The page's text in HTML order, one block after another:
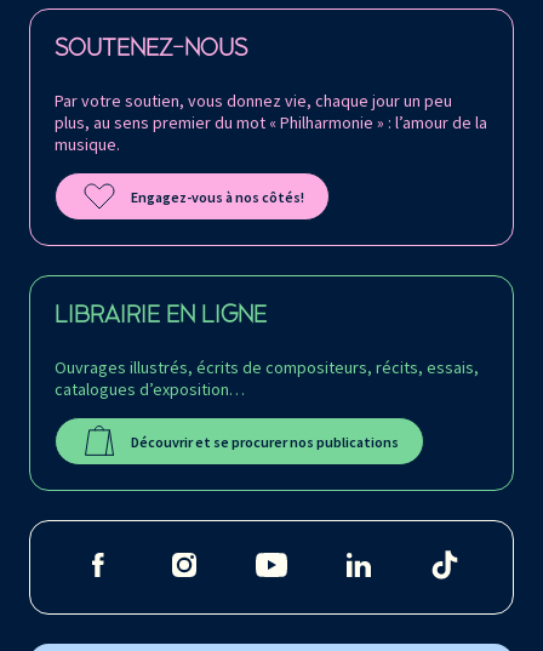
SOUTENEZ-NOUS
Par votre soutien, vous donnez vie, chaque jour un peu
plus, au sens premier du mot « Philharmonie » : l’amour de la
musique.
Engagez-vous à nos côtés!
LIBRAIRIE EN LIGNE
Ouvrages illustrés, écrits de compositeurs, récits, essais,
catalogues d’exposition…
Découvrir et se procurer nos publications
Retrouvez la Philharmonie de Paris sur